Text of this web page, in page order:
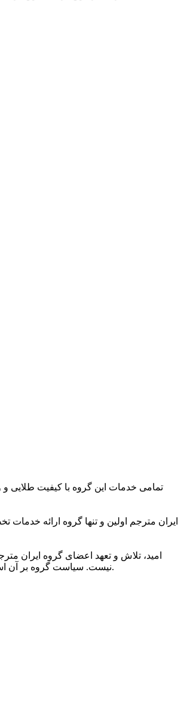
تمامی خدمات این گروه با کیفیت طلایی و
ایران مترجم اولین و تنها گروه ارائه
امید، تلاش و تعهد اعضای گروه ایران
نیست. سیاست گروه بر آن است که به مشتریان خاصی ارائه خدمات کند که به کیفیت ویژه ترجمه و شیوایی زبانی آن اهمیت می دهند و دریافت خدمات ترجمه برتر را حق مسلم خود می دانند.